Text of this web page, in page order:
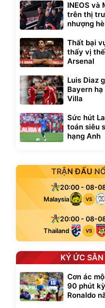
INEOS và
trên thị
nhượng
Thất bại
thấy vị
Arsenal
Luis Diaz
Bayern
Villa
Sức hút
toán siêu
hạng Anh
TRẬN ĐẤU
20:00 - 08-
Malaysia VS
20:00 - 08-
Thailand VS
KÝ ỨC SÂN
Cơn ác
90 phút
Ronaldo